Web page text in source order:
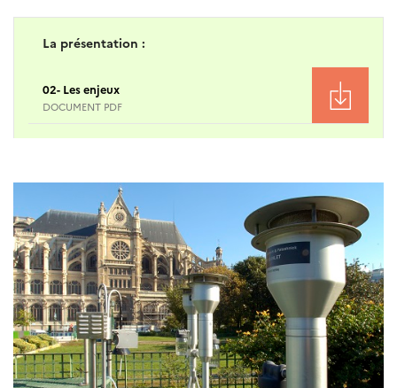
La présentation :
02- Les enjeux
DOCUMENT PDF